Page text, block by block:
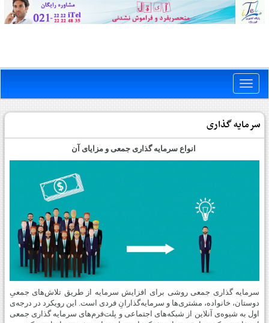
Toggle
سرمایه گذاری
انواع سرمایه گذاری جمعی و مزایای آن
سرمایه گذاری جمعی روشی برای افزایش سرمایه از طریق تلاش‌های جمعیِ
دوستان، خانواده، مشتری‌ها و سرمایه‌گذارانِ فردی است. این رویکرد در درجه‌ی
اول به شیوه‌ی آنلاین از شبکه‌های اجتماعی و پلت‌فرم‌های سرمایه گذاری جمعی